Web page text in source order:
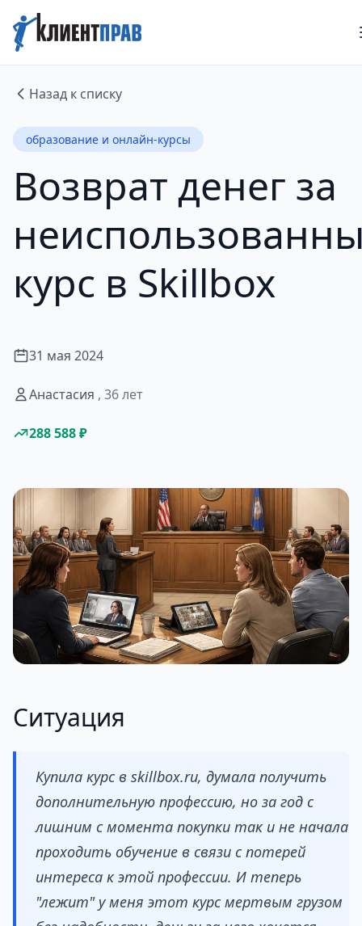
Назад к списку
образование и онлайн-курсы
Возврат денег за
курс в Skillbox
31 мая 2024
Анастасия , 36 лет
288 588 ₽
Ситуация
Купила курс в skillbox.ru, думала получить
дополнительную профессию, но за год с
лишним с момента покупки так и не начала
проходить обучение в связи с потерей
интереса к этой профессии. И теперь
"лежит" у меня этот курс мертвым грузом